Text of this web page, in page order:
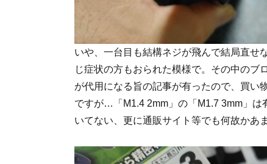
いや、一台目も結構ネジが飛んで結局直せ
じ症状の方もおられた模様で。その中のブ
が代用になる旨の記事が有ったので、買い
ですが…「M1.4 2mm」の「M1.7 3mm」は
いてない、更に通販サイト等でも何故かあ